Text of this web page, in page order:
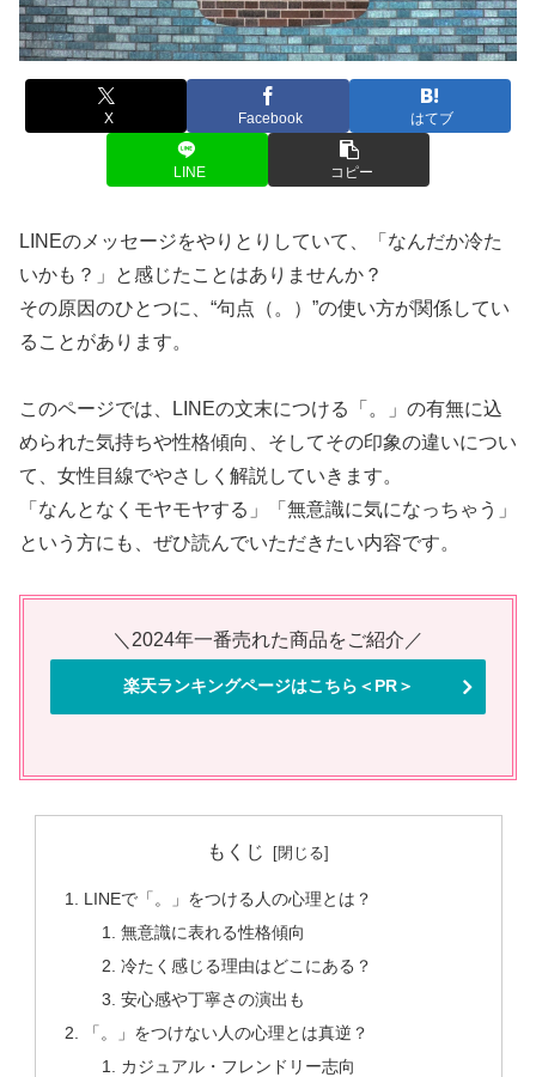
X Facebook はてブ
LINE コピー
LINEのメッセージをやりとりしていて、「なんだか冷た
いかも？」と感じたことはありませんか？
その原因のひとつに、“句点（。）”の使い方が関係してい
ることがあります。
このページでは、LINEの文末につける「。」の有無に込
められた気持ちや性格傾向、そしてその印象の違いについ
て、女性目線でやさしく解説していきます。
「なんとなくモヤモヤする」「無意識に気になっちゃう」
という方にも、ぜひ読んでいただきたい内容です。
＼2024年一番売れた商品をご紹介／
楽天ランキングページはこちら＜PR＞
もくじ
LINEで「。」をつける人の心理とは？
無意識に表れる性格傾向
冷たく感じる理由はどこにある？
安心感や丁寧さの演出も
「。」をつけない人の心理とは真逆？
カジュアル・フレンドリー志向